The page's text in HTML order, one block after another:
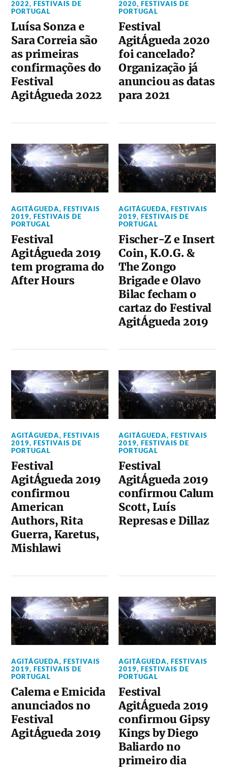
2022,FESTIVAIS DE
PORTUGAL
Luísa Sonza e
Sara Correia são
as primeiras
confirmações do
Festival
AgitÁgueda 2022
2020,FESTIVAIS DE
PORTUGAL
Festival
AgitÁgueda 2020
foi cancelado?
Organização já
anunciou as datas
para 2021
AGITÁGUEDA,FESTIVAIS
2019,FESTIVAIS DE
PORTUGAL
Festival
AgitÁgueda 2019
tem programa do
After Hours
AGITÁGUEDA,FESTIVAIS
2019,FESTIVAIS DE
PORTUGAL
Fischer-Z e Insert
Coin, K.O.G. &
The Zongo
Brigade e Olavo
Bilac fecham o
cartaz do Festival
AgitÁgueda 2019
AGITÁGUEDA,FESTIVAIS
2019,FESTIVAIS DE
PORTUGAL
Festival
AgitÁgueda 2019
confirmou
American
Authors, Rita
Guerra, Karetus,
Mishlawi
AGITÁGUEDA,FESTIVAIS
2019,FESTIVAIS DE
PORTUGAL
Festival
AgitÁgueda 2019
confirmou Calum
Scott, Luís
Represas e Dillaz
AGITÁGUEDA,FESTIVAIS
2019,FESTIVAIS DE
PORTUGAL
Calema e Emicida
anunciados no
Festival
AgitÁgueda 2019
AGITÁGUEDA,FESTIVAIS
2019,FESTIVAIS DE
PORTUGAL
Festival
AgitÁgueda 2019
confirmou Gipsy
Kings by Diego
Baliardo no
primeiro dia